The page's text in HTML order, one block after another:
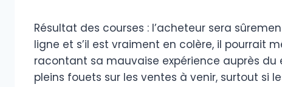
Résultat des courses : l’acheteur sera
ligne et s’il est vraiment en colère, il pourrait
racontant sa mauvaise expérience auprès
pleins fouets sur les ventes à venir, surtout si